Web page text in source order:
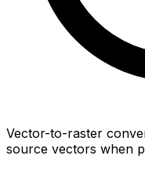
Vector-to-raster
source vectors when